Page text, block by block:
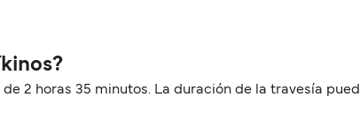
2 horas 35 minutos. La duración de la travesía